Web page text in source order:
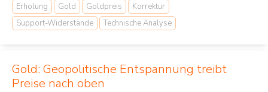
Erholung Gold Goldpreis
Korrektur
Support-Widerstände
Technische Analyse
Gold: Geopolitische Entspannung treibt
Preise nach oben